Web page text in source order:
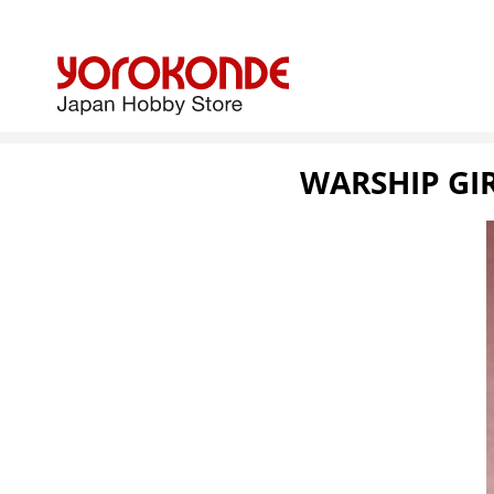
WARSHIP